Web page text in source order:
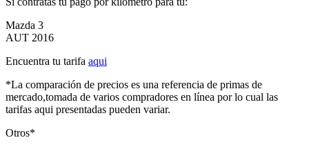
Mazda 3
AUT 2016
Encuentra tu tarifa aqui
*La comparación de precios es una referencia de primas de
mercado,tomada de varios compradores en línea por lo cual las
tarifas aqui presentadas pueden variar.
Otros*